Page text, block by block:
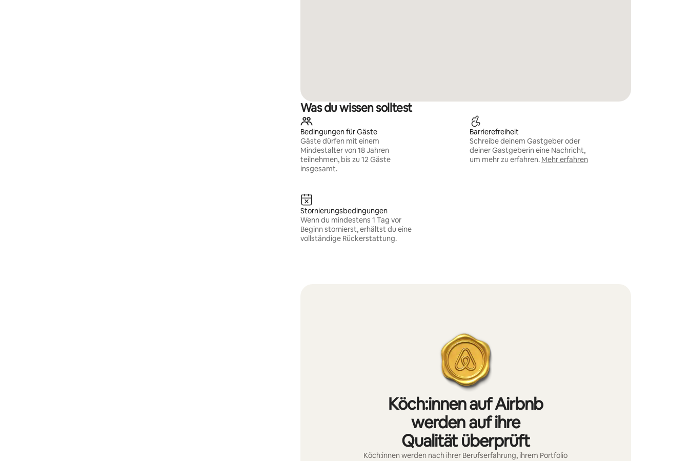
Was du wissen solltest
Bedingungen für Gäste
Gäste dürfen mit einem
Mindestalter von 18 Jahren
teilnehmen, bis zu 12 Gäste
insgesamt.
Barrierefreiheit
Schreibe deinem Gastgeber oder
deiner Gastgeberin eine Nachricht,
um mehr zu erfahren. Mehr erfahren
Stornierungsbedingungen
Wenn du mindestens 1 Tag vor
Beginn stornierst, erhältst du eine
vollständige Rückerstattung.
Köch:innen auf Airbnb
werden auf ihre
Qualität überprüft
Köch:innen werden nach ihrer Berufserfahrung, ihrem Portfolio